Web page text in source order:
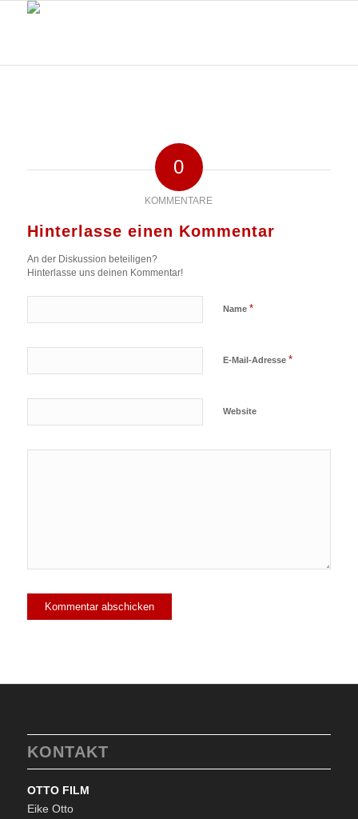
0
KOMMENTARE
Hinterlasse einen Kommentar
An der Diskussion beteiligen?
Hinterlasse uns deinen Kommentar!
Name *
E-Mail-Adresse *
Website
KONTAKT
OTTO FILM
Eike Otto